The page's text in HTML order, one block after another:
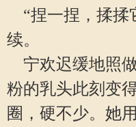
“捏一捏，揉揉
续。
宁欢迟缓地照
粉的乳头此刻变
圈，硬不少。她